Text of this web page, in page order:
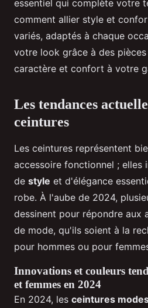
essentiel qui complète votre
comment allier style et
variés, adaptés à chaque
votre look grâce à des
caractère et confort à votre
Les tendances
ceintures
Les ceintures représentent
accessoire fonctionnel ; elles
de style et d'élégance
robe. À l'aube de 2024,
dessinent pour répondre aux
de mode, qu'ils soient à la
pour hommes ou pour
Innovations et couleurs
et femmes en 2024
En 2024, les ceintures